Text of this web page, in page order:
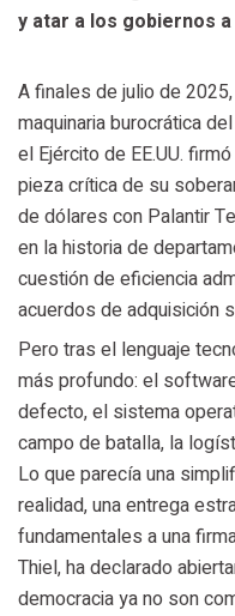
y atar a los gobiernos
A finales de julio de
maquinaria burocrática
el Ejército de EE.UU.
pieza crítica de su
de dólares con Palantir
en la historia de
cuestión de eficiencia
acuerdos de adquisición
Pero tras el lenguaje
más profundo: el
defecto, el sistema
campo de batalla, la
Lo que parecía una
realidad, una entrega
fundamentales a una
Thiel, ha declarado
democracia ya no son